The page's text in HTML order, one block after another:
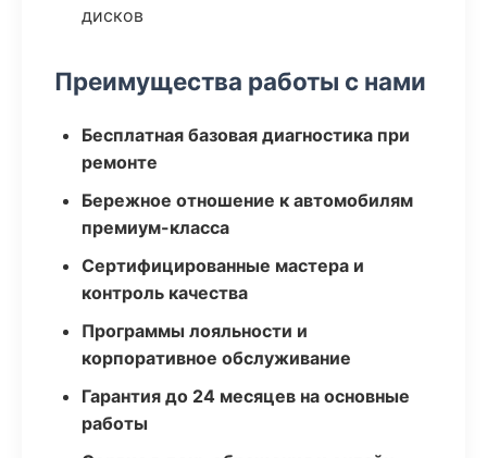
дисков
Преимущества работы с нами
Бесплатная базовая диагностика при
ремонте
Бережное отношение к автомобилям
премиум-класса
Сертифицированные мастера и
контроль качества
Программы лояльности и
корпоративное обслуживание
Гарантия до 24 месяцев на основные
работы